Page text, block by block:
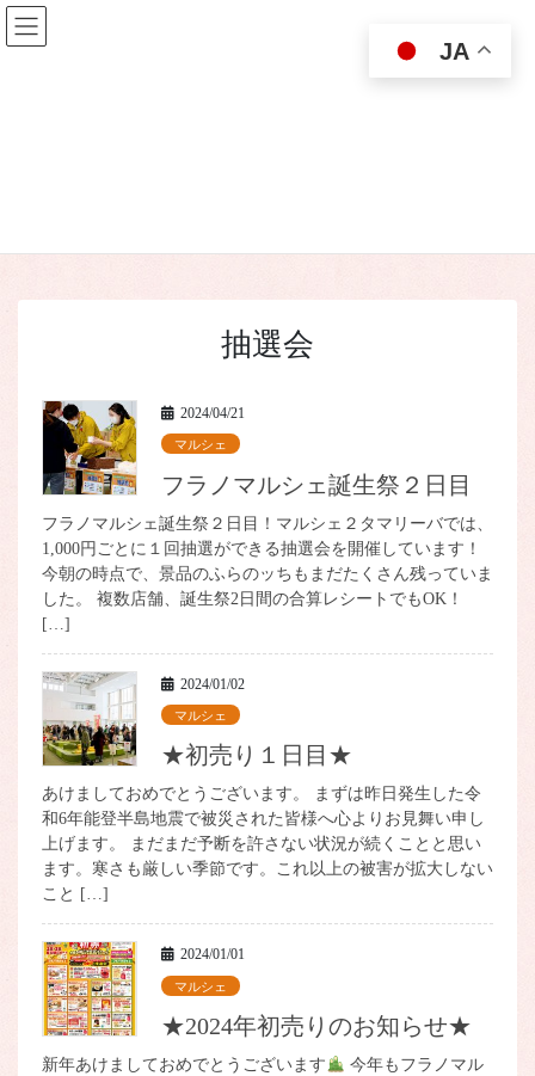
コ
ン
ナ
ビ
抽選会
2024/04/21
マルシェ
フラノマルシェ誕生祭２日目
フラノマルシェ誕生祭２日目！マルシェ２タマリーバでは、
1,000円ごとに１回抽選ができる抽選会を開催しています！
今朝の時点で、景品のふらのッちもまだたくさん残っていま
した。 複数店舗、誕生祭2日間の合算レシートでもOK！
[…]
2024/01/02
マルシェ
★初売り１日目★
あけましておめでとうございます。 まずは昨日発生した令
和6年能登半島地震で被災された皆様へ心よりお見舞い申し
上げます。 まだまだ予断を許さない状況が続くことと思い
ます。寒さも厳しい季節です。これ以上の被害が拡大しない
こと […]
2024/01/01
マルシェ
★2024年初売りのお知らせ★
新年あけましておめでとうございます
今年もフラノマル
JA